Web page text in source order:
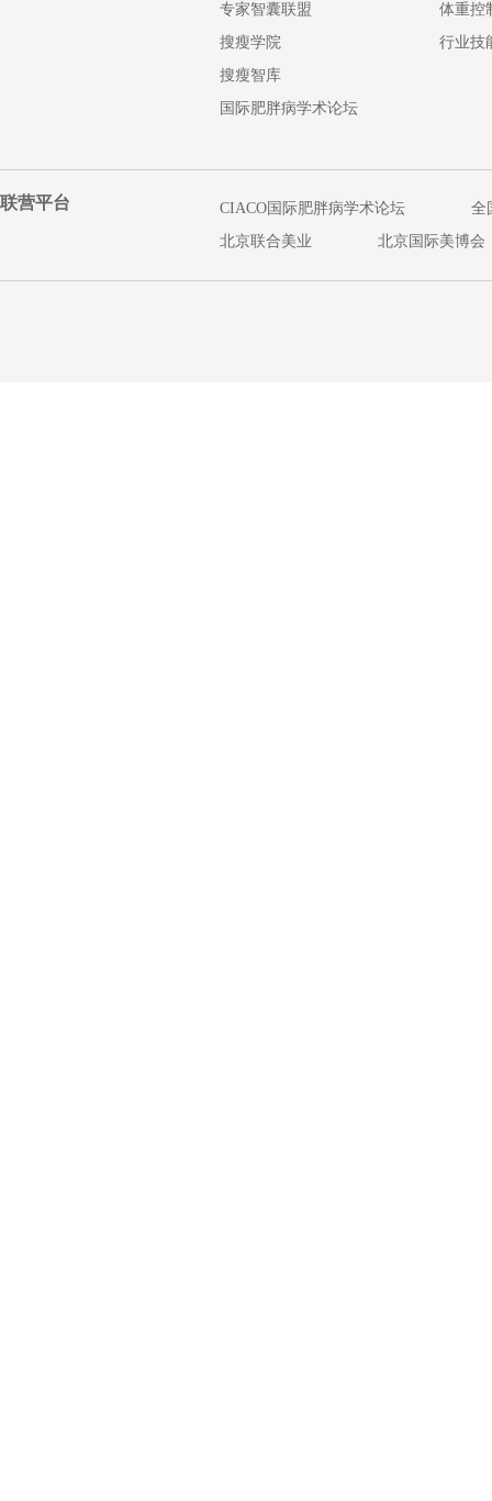
专家智囊联盟
搜瘦学院
搜瘦智库
国际肥胖病学术论坛
体重控
行业技
联营平台 CIACO国际肥胖病学术论坛
全
北京联合美业
北京国际美博会